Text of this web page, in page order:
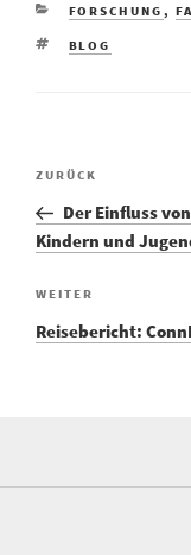
KATEGORIEN
FORSCHUNG ,
SCHLAGWÖRTER
BLOG
Vorheriger
Beitrag
ZURÜCK
Der Einfluss
Kindern und
Nächster
Beitrag
WEITER
Reisebericht: